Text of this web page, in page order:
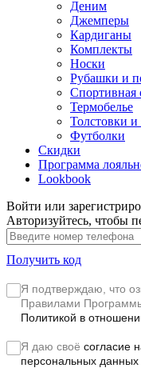
Деним
Джемперы
Кардиганы
Комплекты
Носки
Рубашки и
Спортивная
Термобелье
Толстовки и
Футболки
Скидки
Программа
Lookbook
Войти или
Авторизуйтесь, чтобы
Получить код
Я подтверждаю, что
Правилами
Политикой в
Я даю своё согласие
персональных